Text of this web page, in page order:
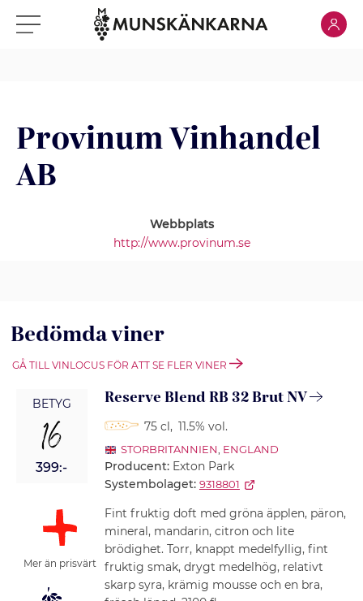
Klicka för meny Klicka
Provinum Vinhandel
AB
Webbplats
http://www.provinum.se
Bedömda viner
GÅ TILL VINLOCUS FÖR ATT SE FLER VINER
BETYG
16
399:-
Mer än prisvärt
Reserve Blend RB 32 Brut NV
75 cl, 11.5% vol.
STORBRITANNIEN ENGLAND
Producent: Exton Park
Systembolaget: 9318801
Fint fruktig doft med gröna äpplen, päron,
mineral, mandarin, citron och lite
brödighet. Torr, knappt medelfyllig, fint
fruktig smak, drygt medelhög, relativt
skarp syra, krämig mousse och en bra,